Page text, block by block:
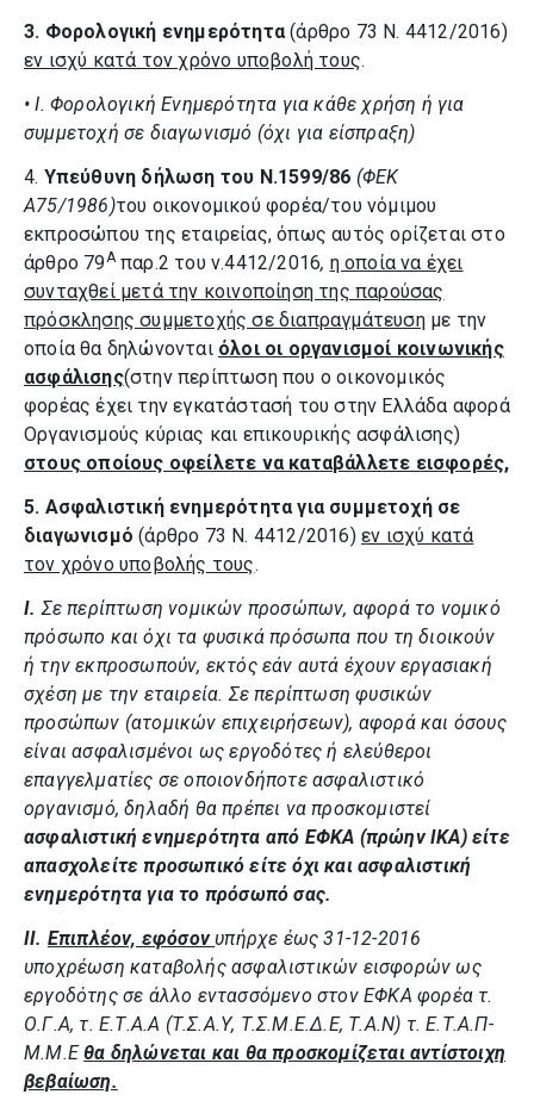
3. Φορολογική ενημερότητα(άρθρο 73 Ν. 4412/2016)
εν ισχύ κατά τον χρόνο υποβολή τους.
• I. Φορολογική Ενημερότητα για κάθε χρήση ή για
συμμετοχή σε διαγωνισμό (όχι για είσπραξη)
4. Υπεύθυνη δήλωση του Ν.1599/86 (ΦΕΚ
Α75/1986)του οικονομικού φορέα/του νόμιμου
εκπροσώπου της εταιρείας, όπως αυτός ορίζεται στο
άρθρο 79Απαρ.2 του ν.4412/2016, η οποία να έχει
συνταχθεί μετά την κοινοποίηση της παρούσας
πρόσκλησης συμμετοχής σε διαπραγμάτευσημε την
οποία θα δηλώνονται όλοι οι οργανισμοί κοινωνικής
ασφάλισης(στην περίπτωση που ο οικονομικός
φορέας έχει την εγκατάστασή του στην Ελλάδα αφορά
Οργανισμούς κύριας και επικουρικής ασφάλισης)
στους οποίους οφείλετε να καταβάλλετε εισφορές,
5. Ασφαλιστική ενημερότητα για συμμετοχή σε
διαγωνισμό (άρθρο 73 Ν. 4412/2016) εν ισχύ κατά
τον χρόνο υποβολής τους.
I.Σε περίπτωση νομικών προσώπων, αφορά το νομικό
πρόσωπο και όχι τα φυσικά πρόσωπα που τη διοικούν
ή την εκπροσωπούν, εκτός εάν αυτά έχουν εργασιακή
σχέση με την εταιρεία. Σε περίπτωση φυσικών
προσώπων (ατομικών επιχειρήσεων), αφορά και όσους
είναι ασφαλισμένοι ως εργοδότες ή ελεύθεροι
επαγγελματίες σε οποιονδήποτε ασφαλιστικό
οργανισμό, δηλαδή θα πρέπει να προσκομιστεί
ασφαλιστική ενημερότητα από ΕΦΚΑ (πρώην ΙΚΑ) είτε
απασχολείτε προσωπικό είτε όχι και ασφαλιστική
ενημερότητα για το πρόσωπό σας.
II. Επιπλέον, εφόσον υπήρχε έως 31-12-2016
υποχρέωση καταβολής ασφαλιστικών εισφορών ως
εργοδότης σε άλλο εντασσόμενο στον ΕΦΚΑ φορέα τ.
Ο.Γ.Α, τ. Ε.Τ.Α.Α (Τ.Σ.Α.Υ, Τ.Σ.Μ.Ε.Δ.Ε, Τ.Α.Ν) τ. Ε.Τ.Α.Π-
Μ.Μ.Εθα δηλώνεται και θα προσκομίζεται αντίστοιχη
βεβαίωση.